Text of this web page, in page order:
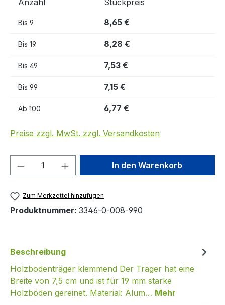
Anzahl Stückpreis
Bis 9 8,65 €
Bis 19 8,28 €
Bis 49 7,53 €
Bis 99 7,15 €
Ab 100 6,77 €
Preise zzgl. MwSt. zzgl. Versandkosten
Produkt Anzahl: Gib denIn den Warenkorb
Zum Merkzettel hinzufügen
Produktnummer: 3346-0-008-990
Beschreibung
Holzbodenträger klemmend Der Träger hat eine
Breite von 7,5 cm und ist für 19 mm starke
Holzböden gereinet. Material: Alum… Mehr